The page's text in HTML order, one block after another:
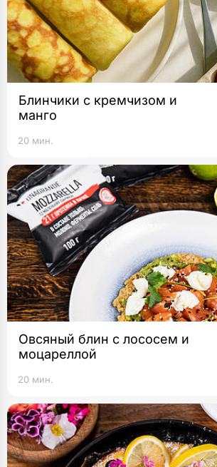
Блинчики с кремчизом и
манго
20 мин.
Овсяный блин с лососем и
моцареллой
20 мин.